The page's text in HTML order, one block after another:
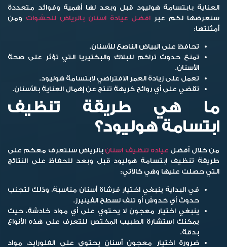
العناية بابتسامة هوليود قبل وبعد لها أهمية وفوائد متعددة
سنعرضها لكم عبر افضل عيادة اسنان بالرياض للحشوات ومن
أمثلتها:
تحافظ على البياض الناصع للأسنان.
تمنع حدوث تراكم للبلاك والبكتيريا التي تؤثر على صحة
الأسنان.
تعمل على زيادة العمر الافتراضي لابتسامة هوليود.
تقضي على أي روائح كريهة تنتج عن إهمال العناية بالأسنان.
ما هي طريقة تنظيف
ابتسامة هوليود؟
من خلال أفضل عياده تنظيف اسنان بالرياض سنتعرف معكم على
طريقة تنظيفابتسامة هوليود قبل وبعد للحفاظ على النتائج
التي حصلت عليها وهي كالآتي:
في البداية ينبغي اختيار فرشاة أسنان مناسبة، وذلك لتجنب
حدوث أي خدوش أو تلف لسطح الفينيرز.
ينبغي اختيار معجون لا يحتوي على أي مواد خادشة، حيث
يمكنك استشارة الطبيب المختص للتعرف على هذه الأنواع
بدقة.
ضرورة اختيار معجون أسنان يحتوي على الفلورايد، مواد